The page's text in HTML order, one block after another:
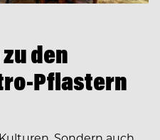
den
Pflastern